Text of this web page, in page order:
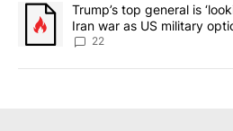
A trending article titled "Trump’s
Trump’s top general is
Iran war as US military
sources say
22